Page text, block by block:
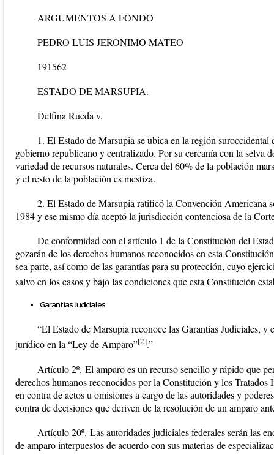
ARGUMENTOS A FONDO
PEDRO LUIS JERONIMO MATEO
191562
ESTADO DE MARSUPIA.
Delfina Rueda v.
1. El Estado de Marsupia se ubica en la región
gobierno republicano y centralizado. Por su cercanía con la selva
variedad de recursos naturales. Cerca del 60% de la población
y el resto de la población es mestiza.
2. El Estado de Marsupia ratificó la Convención Americana
1984 y ese mismo día aceptó la jurisdicción contenciosa de la
De conformidad con el artículo 1 de la Constitución del
gozarán de los derechos humanos reconocidos en esta
sea parte, así como de las garantías para su protección, cuyo
salvo en los casos y bajo las condiciones que esta Constitución
Garantías Judiciales
“El Estado de Marsupia reconoce las Garantías Judiciales, y
jurídico en la “Ley de Amparo”[2].”
Artículo 2º. El amparo es un recurso sencillo y rápido que
derechos humanos reconocidos por la Constitución y los Tratados
en contra de actos u omisiones a cargo de las autoridades y
contra de decisiones que deriven de la resolución de un amparo
Artículo 20º. Las autoridades judiciales federales serán las
de amparo interpuestos de acuerdo con sus materias de